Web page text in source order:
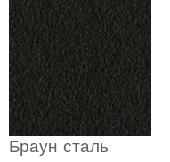
Браун сталь